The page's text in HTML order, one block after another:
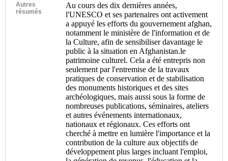
Autres
résumés
Au cours des dix dernières années,
l'UNESCO et ses partenaires ont activement
a appuyé les efforts du gouvernement afghan,
notamment le ministère de l'information et de
la Culture, afin de sensibiliser davantage le
public à la situation en Afghanistan.le
patrimoine culturel. Cela a été entrepris non
seulement par l'entremise de la travaux
pratiques de conservation et de stabilisation
des monuments historiques et des sites
archéologiques, mais aussi sous la forme de
nombreuses publications, séminaires, ateliers
et autres événements internationaux,
nationaux et régionaux. Ces efforts ont
cherché à mettre en lumière l'importance et la
contribution de la culture aux objectifs de
développement plus larges incluant l'emploi,